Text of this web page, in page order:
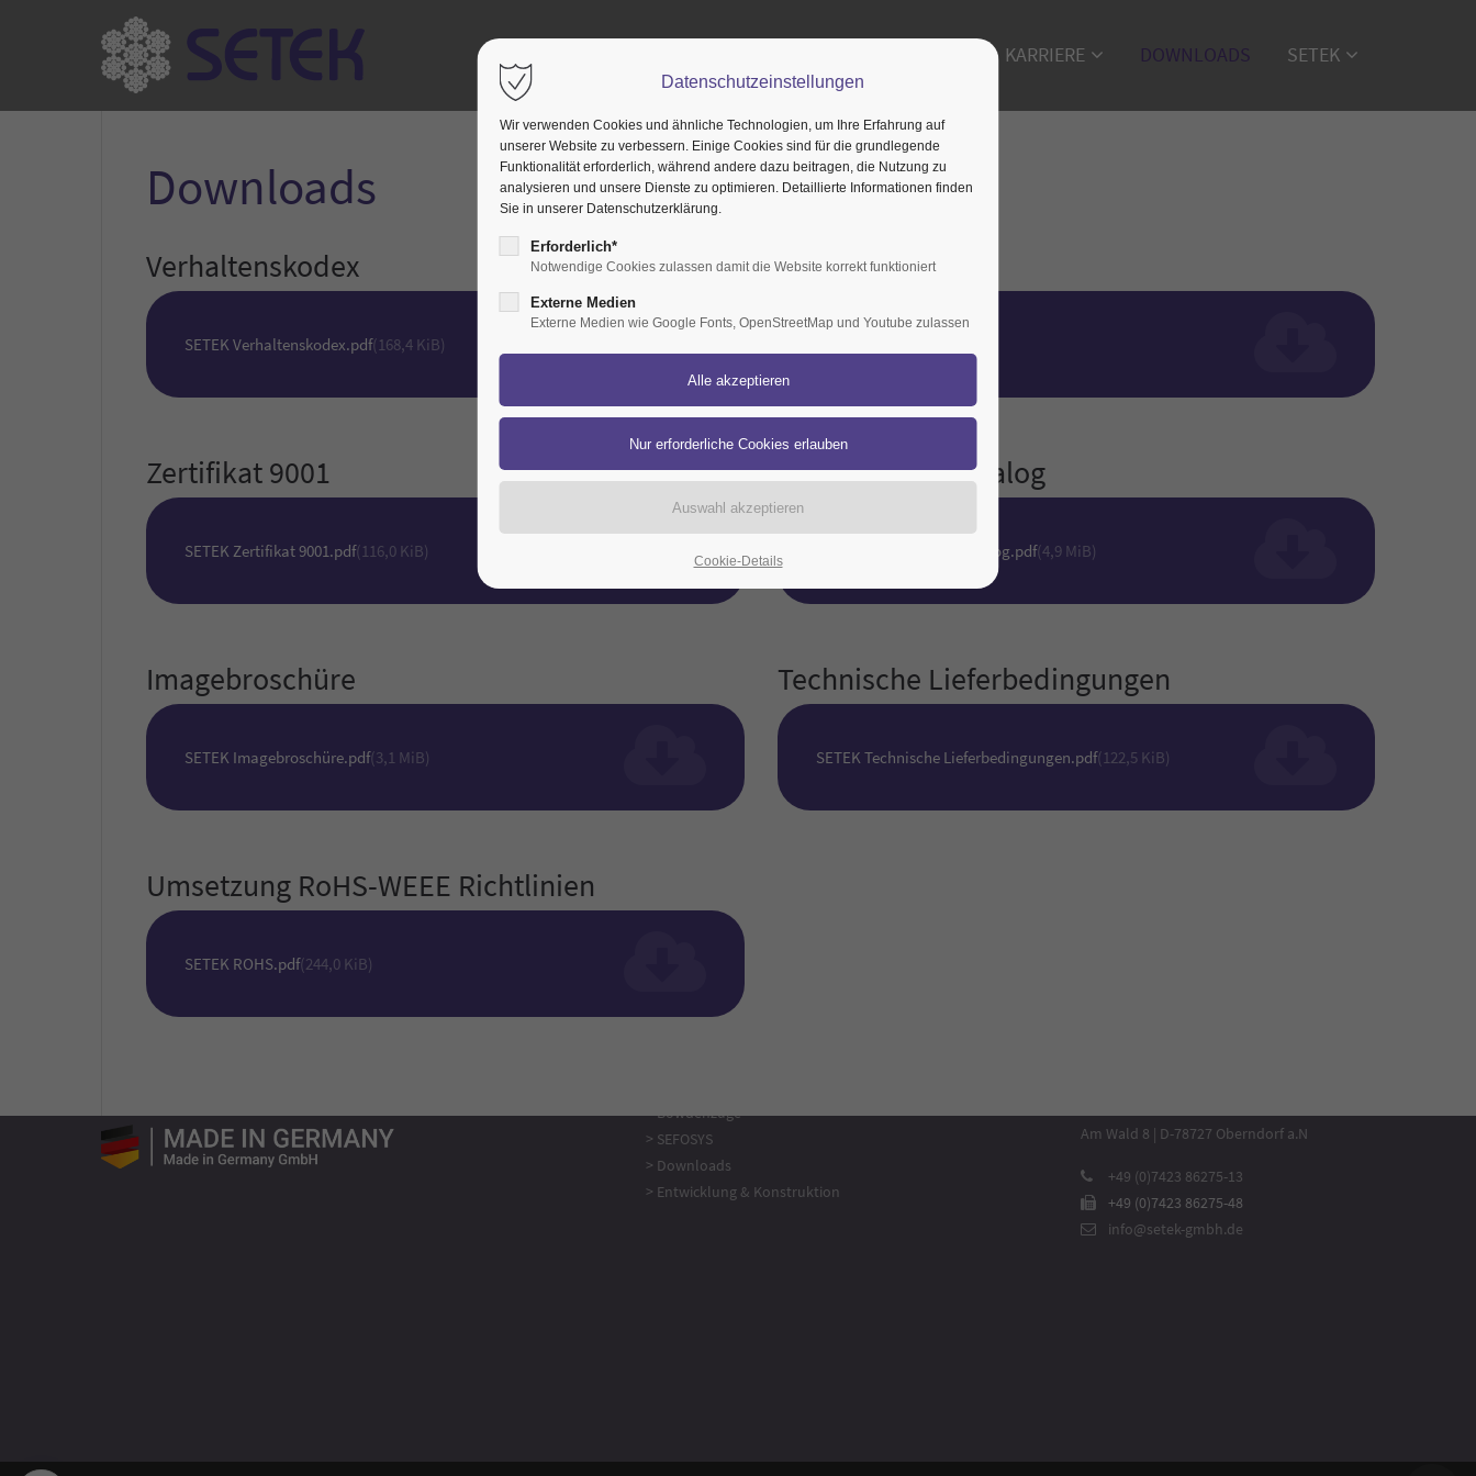
KARRIERE DOWNLOADS SETEK
Downloads
Verhaltenskodex
SETEK Verhaltenskodex.pdf(168,4 KiB)
Zertifikat 9001
SETEK Zertifikat 9001.pdf(116,0 KiB)
Imagebroschüre
SETEK Imagebroschüre.pdf(3,1 MiB)
Umsetzung RoHS-WEEE Richtlinien
SETEK ROHS.pdf(244,0 KiB)
AGB
Standardteilekatalog
SETEK Standardteilekatalog.pdf(4,9 MiB)
Technische Lieferbedingungen
SETEK Technische Lieferbedingungen.pdf(122,5 KiB)
> Bowdenzüge
> SEFOSYS
> Downloads
> Entwicklung & Konstruktion
Am Wald 8 | D-78727 Oberndorf a.N
+49 (0)7423 86275-13
+49 (0)7423 86275-48
info@setek-gmbh.de
Datenschutzeinstellungen
Wir verwenden Cookies und ähnliche Technologien, um Ihre Erfahrung auf
unserer Website zu verbessern. Einige Cookies sind für die grundlegende
Funktionalität erforderlich, während andere dazu beitragen, die Nutzung zu
analysieren und unsere Dienste zu optimieren. Detaillierte Informationen finden
Sie in unserer Datenschutzerklärung.
Erforderlich*
Notwendige Cookies zulassen damit die Website korrekt funktioniert
Externe Medien
Externe Medien wie Google Fonts, OpenStreetMap und Youtube zulassen
Cookie-Details